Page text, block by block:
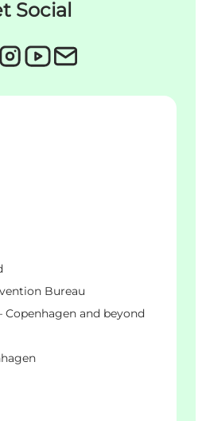
Social
Bureau
Copenhagen and beyond